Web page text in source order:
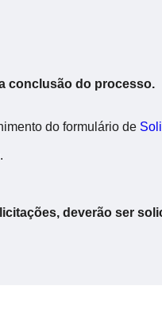
conclusão do processo.
do formulário de
deverão ser